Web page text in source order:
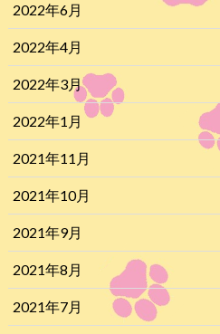
2022年6月
2022年4月
2022年3月
2022年1月
2021年11月
2021年10月
2021年9月
2021年8月
2021年7月